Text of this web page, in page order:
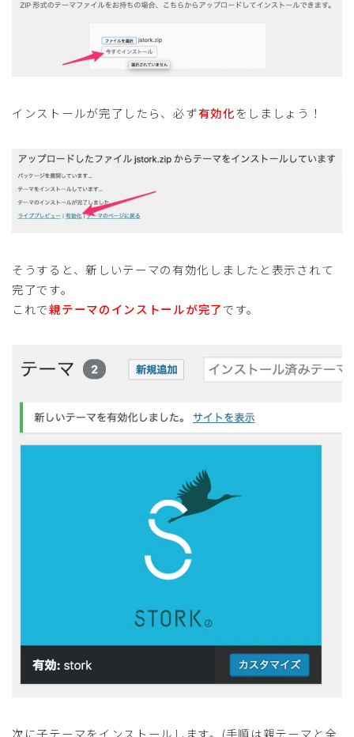
インストールが完了したら、必ず有効化をしましょう！
そうすると、新しいテーマの有効化しましたと表示されて
完了です。
これで親テーマのインストールが完了です。
次に子テーマをインストールします。(手順は親テーマと全